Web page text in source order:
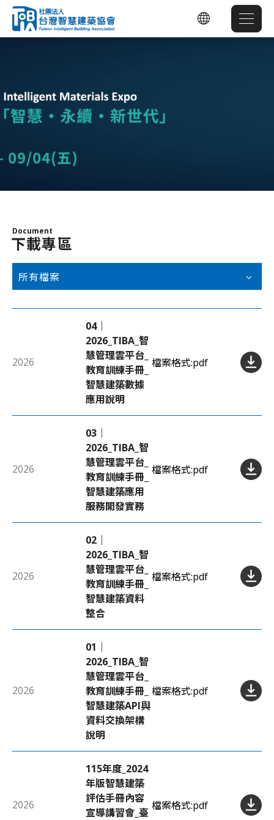
Document
下載專區
所有檔案
2026
04｜
2026_TIBA_智
慧管理雲平台_
教育訓練手冊_
智慧建築數據
應用說明
檔案格式:pdf
2026
03｜
2026_TIBA_智
慧管理雲平台_
教育訓練手冊_
智慧建築應用
服務開發實務
檔案格式:pdf
2026
02｜
2026_TIBA_智
慧管理雲平台_
教育訓練手冊_
智慧建築資料
整合
檔案格式:pdf
2026
01｜
2026_TIBA_智
慧管理雲平台_
教育訓練手冊_
智慧建築API與
資料交換架構
說明
檔案格式:pdf
2026
115年度_2024
年版智慧建築
評估手冊內容
宣導講習會_臺
檔案格式:pdf